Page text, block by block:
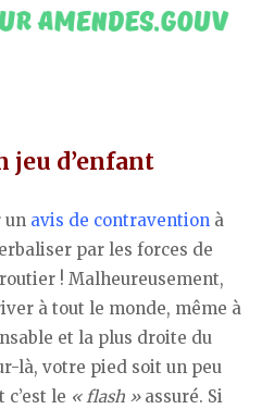
jeu d’enfant
un avis de contravention à
par les forces de
! Malheureusement,
à tout le monde, même à
et la plus droite du
là, votre pied soit un peu
le « flash »assuré. Si